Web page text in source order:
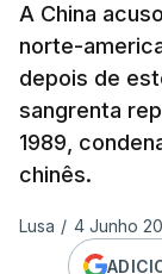
A China
norte-
depois de
sangrenta
1989,
chinês.
Lusa / 4 Junho